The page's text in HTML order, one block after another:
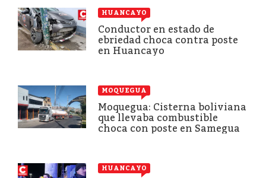
HUANCAYO
Conductor en estado de
ebriedad choca contra poste
en Huancayo
MOQUEGUA
Moquegua: Cisterna boliviana
que llevaba combustible
choca con poste en Samegua
HUANCAYO